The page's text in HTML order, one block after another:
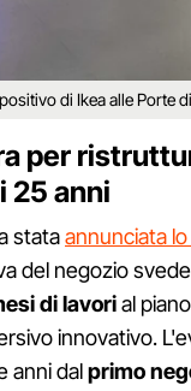
di Ikea alle Porte
per
25 anni
stataannunciata
del negozio
di lavorial
innovativo.
anni dalprimo